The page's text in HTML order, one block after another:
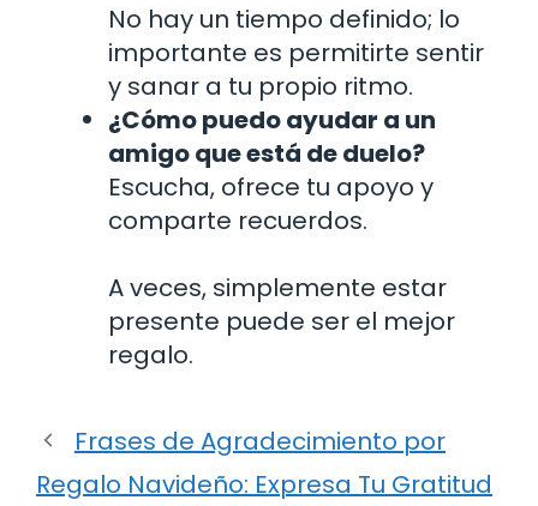
No hay un tiempo definido; lo
importante es permitirte sentir
y sanar a tu propio ritmo.
¿Cómo puedo ayudar a un
amigo que está de duelo?
Escucha, ofrece tu apoyo y
comparte recuerdos.
A veces, simplemente estar
presente puede ser el mejor
regalo.
Frases de Agradecimiento por
Regalo Navideño: Expresa Tu Gratitud